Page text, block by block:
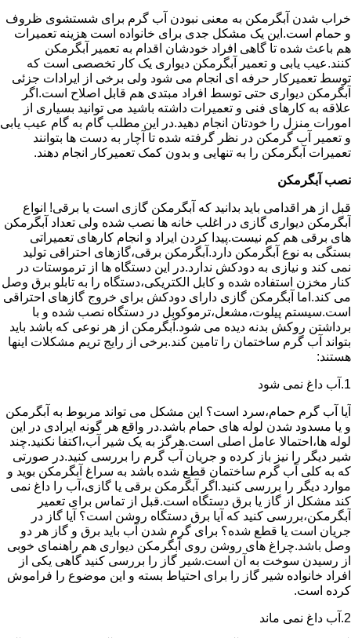
خراب شدن آبگرمکن به معنی نبودن آب گرم برای شستشوی ظروف
و حمام است.این یک مشکل جدی برای خانواده است هزینه تعمیرات
هم باعث شده تا گاهی افراد خودشان اقدام به تعمیر آبگرمکن
کنند.عیب یابی و تعمیر آبگرمکن دیواری یک کار تخصصی است که
توسط تعمیرکار حرفه ای انجام می شود ولی برخی از ایرادات جزئی
آبگرمکن دیواری حتی توسط افراد مبتدی هم قابل اصلاح است.اگر
علاقه به کارهای فنی و تعمیرات داشته باشید می توانید بسیاری از
امورات منزل را خودتان انجام دهید.در این مطلب گام به گام عیب یابی
و تعمیر آب گرمکن در نظر گرفته شده تا آچار به دست ها بتوانند
تعمیرات آبگرمکن را به تنهایی و بدون کمک تعمیرکار انجام دهند.
نصب آبگرمکن
قبل از هر اقدامی باید بدانید که آبگرمکن گازی است یا برقی! انواع
آبگرمکن دیواری گازی در اغلب خانه ها نصب شده ولی تعداد آبگرمکن
های برقی هم کم نیست.پیدا کردن ایراد و انجام کارهای تعمیراتی
بستگی به نوع آبگرمکن دارد.آبگرمکن برقی،گازهای احتراقی تولید
نمی کند و نیازی به دودکش ندارد.در این دستگاه ها از ترموستات در
کنار مخزن استفاده شده و کابل الکتریکی،دستگاه را به تابلو برق وصل
می کند.اما آبگرمکن گازی دارای دودکش برای خروج گازهای احتراقی
است.سیستم پیلوت،مشعل،ترموکوبل در دستگاه نصب شده و با
برداشتن روکش بدنه دیده می شود.آبگرمکن از هر نوعی که باشد باید
بتواند آب گرم ساختمان را تامین کند.برخی از رایج تریم مشکلات اینها
هستند:
1.آب داغ نمی شود
آیا آب گرم حمام،سرد است؟ این مشکل می تواند مربوط به آبگرمکن
و یا مسدود شدن لوله های حمام باشد.در واقع هر گونه ایرادی در این
لوله ها،احتمالا عامل اصلی است.هرگز به یک شیر آب،اکتفا نکنید.چند
شیر دیگر را نیز باز کرده و جریان آب گرم را بررسی کنید.در صورتی
که به کلی آب گرم ساختمان قطع شده باشد به سراغ آبگرمکن بوید و
موارد دیگر را بررسی کنید.اگر آبگرمکن برقی یا گازی،آب را داغ نمی
کند مشکل از گاز یا برق دستگاه است.قبل از تماس برای تعمیر
آبگرمکن،بررسی کنید که آیا برق دستگاه روشن است؟ آیا گاز در
جریان است یا قطع شده؟ برای گرم شدن آب باید برق و گاز هر دو
وصل باشد.چراغ های روشن روی آبگرمکن دیواری هم راهنمای خوبی
از رسیدن سوخت به آن است.شیر گاز را بررسی کنید گاهی یکی از
افراد خانواده شیر گاز را برای احتیاط بسته و این موضوع را فراموش
کرده است.
2.آب داغ نمی ماند